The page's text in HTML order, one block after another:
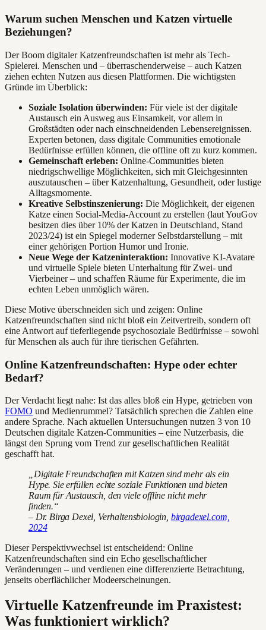
Warum suchen Menschen und Katzen virtuelle
Beziehungen?
Der Boom digitaler Katzenfreundschaften ist mehr als Tech-
Spielerei. Menschen und – überraschenderweise – auch Katzen
ziehen echten Nutzen aus diesen Plattformen. Die wichtigsten
Gründe im Überblick:
Soziale Isolation überwinden: Für viele ist der digitale
Austausch ein Ausweg aus Einsamkeit, vor allem in
Großstädten oder nach einschneidenden Lebensereignissen.
Experten betonen, dass digitale Communities emotionale
Bedürfnisse erfüllen können, die offline oft zu kurz kommen.
Gemeinschaft erleben: Online-Communities bieten
niedrigschwellige Möglichkeiten, sich mit Gleichgesinnten
auszutauschen – über Katzenhaltung, Gesundheit, oder lustige
Alltagsmomente.
Kreative Selbstinszenierung: Die Möglichkeit, der eigenen
Katze einen Social-Media-Account zu erstellen (laut YouGov
besitzen dies über 10% der Katzen in Deutschland, Stand
2023/24) ist ein Spiegel moderner Selbstdarstellung – mit
einer gehörigen Portion Humor und Ironie.
Neue Wege der Katzeninteraktion: Innovative KI-Avatare
und virtuelle Spiele bieten Unterhaltung für Zwei- und
Vierbeiner – und schaffen Räume für Experimente, die im
echten Leben unmöglich wären.
Diese Motive überschneiden sich und zeigen: Online
Katzenfreundschaften sind nicht bloß ein Zeitvertreib, sondern oft
eine Antwort auf tieferliegende psychosoziale Bedürfnisse – sowohl
für Menschen als auch für ihre tierischen Gefährten.
Online Katzenfreundschaften: Hype oder echter
Bedarf?
Der Verdacht liegt nahe: Ist das alles bloß ein Hype, getrieben von
FOMO und Medienrummel? Tatsächlich sprechen die Zahlen eine
andere Sprache. Nach aktuellen Untersuchungen nutzen 3 von 10
Deutschen digitale Katzen-Communities – eine Nutzerbasis, die
längst den Sprung vom Trend zur gesellschaftlichen Realität
geschafft hat.
„Digitale Freundschaften mit Katzen sind mehr als ein
Hype. Sie erfüllen echte soziale Funktionen und bieten
Raum für Austausch, den viele offline nicht mehr
finden.“
– Dr. Birga Dexel, Verhaltensbiologin, birgadexel.com,
2024
Dieser Perspektivwechsel ist entscheidend: Online
Katzenfreundschaften sind ein Echo gesellschaftlicher
Veränderungen – und verdienen eine differenzierte Betrachtung,
jenseits oberflächlicher Modeerscheinungen.
Virtuelle Katzenfreunde im Praxistest:
Was funktioniert wirklich?